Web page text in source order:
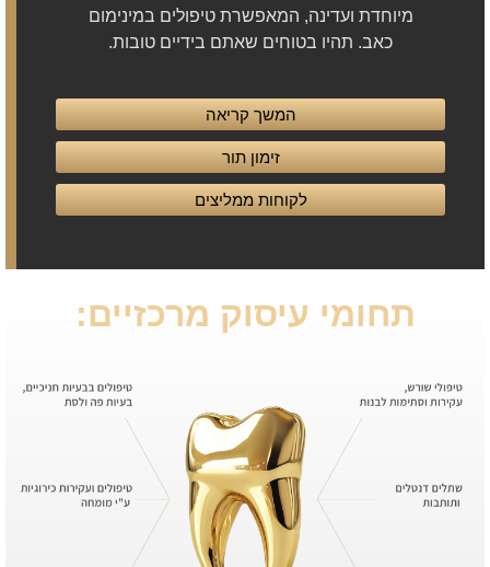
מיוחדת ועדינה, המאפשרת טיפולים במינימום
כאב. תהיו בטוחים שאתם בידיים טובות.
המשך קריאה
זימון תור
לקוחות ממליצים
תחומי עיסוק מרכזיים: